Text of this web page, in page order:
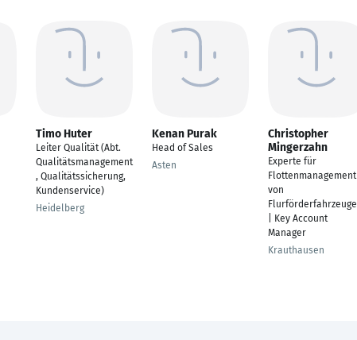
Timo Huter
Leiter Qualität (Abt.
Qualitätsmanagement
, Qualitätssicherung,
Kundenservice)
Heidelberg
Kenan Purak
Head of Sales
Asten
Christopher
Mingerzahn
Experte für
Flottenmanagement
von
| Key Account
Manager
Krauthausen